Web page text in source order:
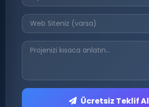
Ücretsiz Teklif Al